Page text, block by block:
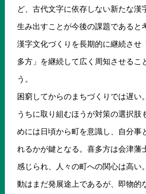
ど、古代文字に依存しない新たな漢
生み出すことが今後の課題であると
漢字文化づくりを長期的に継続させ
多方」を継続して広く周知させるこ
う。
困窮してからのまちづくりでは遅い
うちに取り組むほうが対策の選択肢
めには日頃から町を意識し、自分事
れるかが鍵となる。喜多方は会津藩
感じられ、人々の町への関心は高い
動はまだ発展途上であるが、即物的